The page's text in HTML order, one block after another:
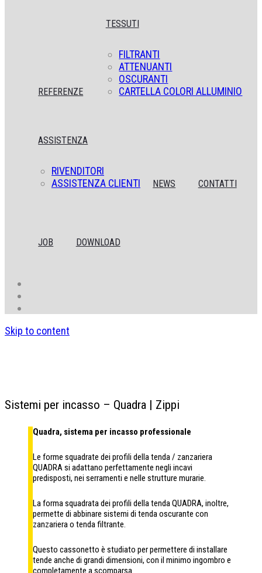
REFERENZE
TESSUTI
FILTRANTI
ATTENUANTI
OSCURANTI
CARTELLA COLORI ALLUMINIO
ASSISTENZA
RIVENDITORI
ASSISTENZA CLIENTI
NEWS CONTATTI
JOB DOWNLOAD
Skip to content
Sistemi per incasso – Quadra | Zippi
Quadra, sistema per incasso professionale
Le forme squadrate dei profili della tenda / zanzariera
QUADRA si adattano perfettamente negli incavi
predisposti, nei serramenti e nelle strutture murarie.
La forma squadrata dei profili della tenda QUADRA, inoltre,
permette di abbinare sistemi di tenda oscurante con
zanzariera o tenda filtrante.
Questo cassonetto è studiato per permettere di installare
tende anche di grandi dimensioni, con il minimo ingombro e
completamente a scomparsa.